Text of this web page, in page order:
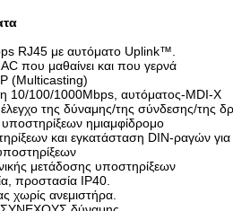
RJ45 με αυτόματο Uplink™.
που μαθαίνει και που γερνά
(Multicasting)
10/100/1000Mbps, αυτόματος-MDI-Χ
της δύναμης/της σύνδεσης/της
ημιαμφίδρομο
και εγκατάσταση DIN-ραγών
μετάδοσης υποστηρίξεων
προστασία IP40.
χωρίς ανεμιστήρα.